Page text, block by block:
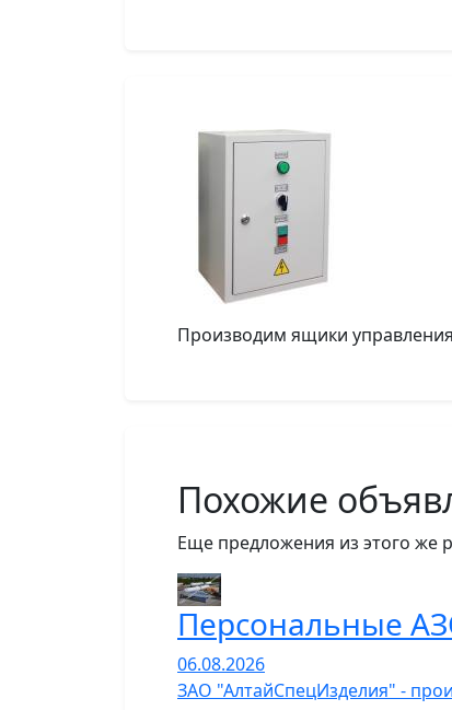
Производим ящики
Похожие
Еще предложения из этого же
Персональные
06.08.2026
ЗАО "АлтайСпецИзделия" -